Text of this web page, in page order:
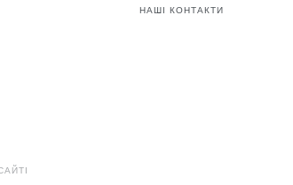
НАШІ КОНТАКТИ